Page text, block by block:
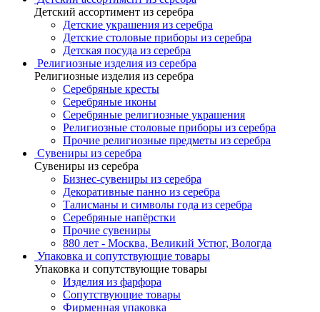
Детский ассортимент из серебра
Детские украшения из серебра
Детские столовые приборы из серебра
Детская посуда из серебра
Религиозные изделия из серебра
Религиозные изделия из серебра
Серебряные кресты
Серебряные иконы
Серебряные религиозные украшения
Религиозные столовые приборы из серебра
Прочие религиозные предметы из серебра
Сувениры из серебра
Сувениры из серебра
Бизнес-сувениры из серебра
Декоративные панно из серебра
Талисманы и символы года из серебра
Серебряные напёрстки
Прочие сувениры
880 лет - Москва, Великий Устюг, Вологда
Упаковка и сопутствующие товары
Упаковка и сопутствующие товары
Изделия из фарфора
Сопутствующие товары
Фирменная упаковка